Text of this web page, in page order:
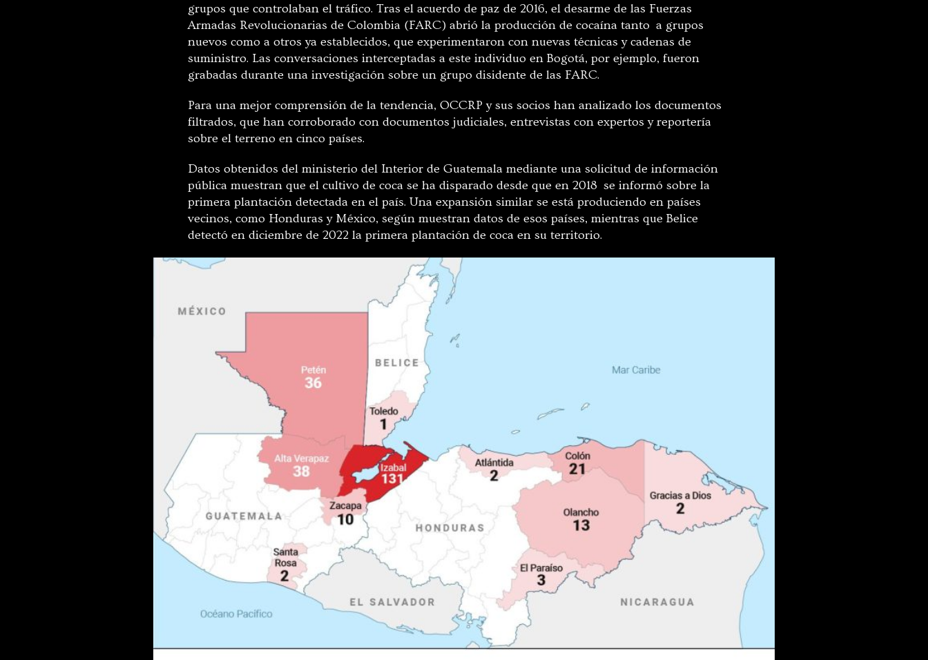
grupos que controlaban el tráfico. Tras el acuerdo de paz de 2016, el desarme de las Fuerzas
Armadas Revolucionarias de Colombia (FARC) abrió la producción de cocaína tanto a grupos
nuevos como a otros ya establecidos, que experimentaron con nuevas técnicas y cadenas de
suministro. Las conversaciones interceptadas a este individuo en Bogotá, por ejemplo, fueron
grabadas durante una investigación sobre un grupo disidente de las FARC.
Para una mejor comprensión de la tendencia, OCCRP y sus socios han analizado los documentos
filtrados, que han corroborado con documentos judiciales, entrevistas con expertos y reportería
sobre el terreno en cinco países.
Datos obtenidos del ministerio del Interior de Guatemala mediante una solicitud de información
pública muestran que el cultivo de coca se ha disparado desde que en 2018 se informó sobre la
primera plantación detectada en el país. Una expansión similar se está produciendo en países
vecinos, como Honduras y México, según muestran datos de esos países, mientras que Belice
detectó en diciembre de 2022 la primera plantación de coca en su territorio.